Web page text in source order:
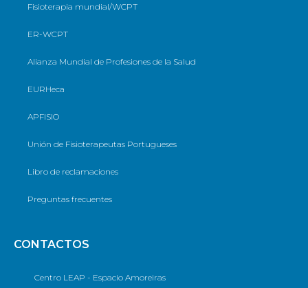
Fisioterapia mundial/WCPT
ER-WCPT
Alianza Mundial de Profesiones de la Salud
EURHeca
APFISIO
Unión de Fisioterapeutas Portugueses
Libro de reclamaciones
Preguntas frecuentes
CONTACTOS
Centro LEAP - Espacio Amoreiras